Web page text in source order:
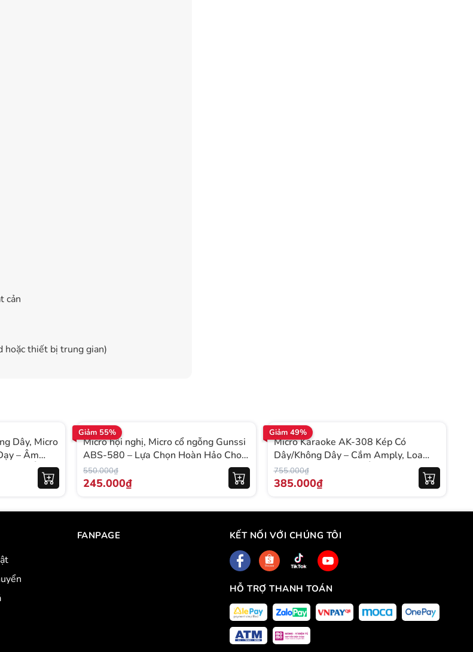
cản
hoặc thiết bị trung gian)
Dây, Micro
– Âm
Nối Ổn
Giảm 55%
Micro hội nghị, Micro cổ ngỗng Gunssi
ABS-580 – Lựa Chọn Hoàn Hảo Cho
Phòng Họp & Hội Thảo
550.000₫
245.000₫
Giảm 49%
Micro Karaoke AK-308 Kép Có
Dây/Không Dây – Cắm Amply, Loa
Bluetooth, Bắt Sóng Ổn Định
755.000₫
385.000₫
FANPAGE KẾT NỐI VỚI CHÚNG TÔI
HỖ TRỢ THANH TOÁN